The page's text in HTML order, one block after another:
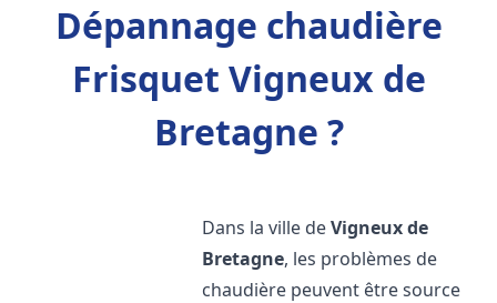
Dépannage chaudière
Frisquet Vigneux de
Bretagne ?
Dans la ville deVigneux de
Bretagne, les problèmes de
chaudière peuvent être source